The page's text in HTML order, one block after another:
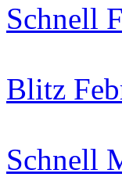
Schnell
Blitz
Schnell